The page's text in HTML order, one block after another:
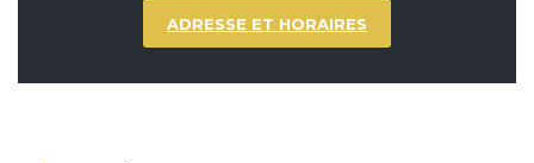
ADRESSE ET HORAIRES